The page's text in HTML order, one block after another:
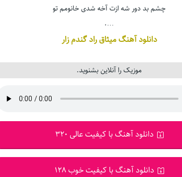
چشم بد دور شه ازت آخه شدی خانومم تو
….
دانلود آهنگ میثاق راد گندم زار
موزیک را آنلاین بشنوید.
دانلود آهنگ با کیفیت عالی 320
دانلود آهنگ با کیفیت خوب 128